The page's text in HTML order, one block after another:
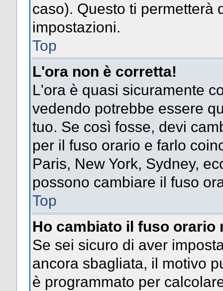
caso). Questo ti permetterà
impostazioni.
Top
L'ora non è corretta!
L'ora è quasi sicuramente
vedendo potrebbe essere
tuo. Se così fosse, devi
per il fuso orario e farlo
Paris, New York, Sydney,
possono cambiare il fuso
Top
Ho cambiato il fuso orario
Se sei sicuro di aver
ancora sbagliata, il motivo
è programmato per